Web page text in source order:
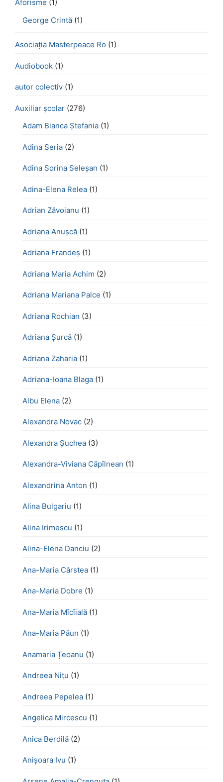
Aforisme (1)
George Crintă (1)
Asociația Masterpeace Ro (1)
Audiobook (1)
autor colectiv (1)
Auxiliar școlar (276)
Adam Bianca Ștefania (1)
Adina Seria (2)
Adina Sorina Seleșan (1)
Adina-Elena Relea (1)
Adrian Zăvoianu (1)
Adriana Anușcă (1)
Adriana Frandeș (1)
Adriana Maria Achim (2)
Adriana Mariana Palce (1)
Adriana Rochian (3)
Adriana Șurcă (1)
Adriana Zaharia (1)
Adriana-Ioana Blaga (1)
Albu Elena (2)
Alexandra Novac (2)
Alexandra Șuchea (3)
Alexandra-Viviana Căpîlnean (1)
Alexandrina Anton (1)
Alina Bulgariu (1)
Alina Irimescu (1)
Alina-Elena Danciu (2)
Ana-Maria Cârstea (1)
Ana-Maria Dobre (1)
Ana-Maria Mîcîială (1)
Ana-Maria Păun (1)
Anamaria Țeoanu (1)
Andreea Nițu (1)
Andreea Pepelea (1)
Angelica Mircescu (1)
Anica Berdilă (2)
Anișoara Ivu (1)